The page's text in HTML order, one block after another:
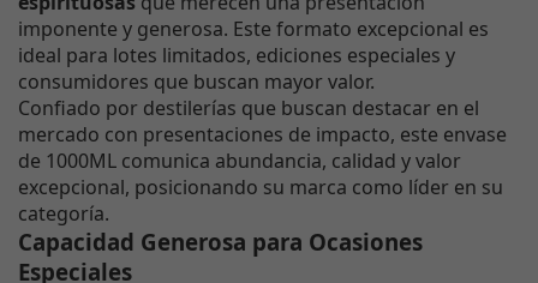
imponente y generosa. Este formato excepcional es
ideal para lotes limitados, ediciones especiales y
consumidores que buscan mayor valor.
Confiado por destilerías que buscan destacar en el
mercado con presentaciones de impacto, este envase
de 1000ML comunica abundancia, calidad y valor
excepcional, posicionando su marca como líder en su
categoría.
Capacidad Generosa para Ocasiones
Especiales